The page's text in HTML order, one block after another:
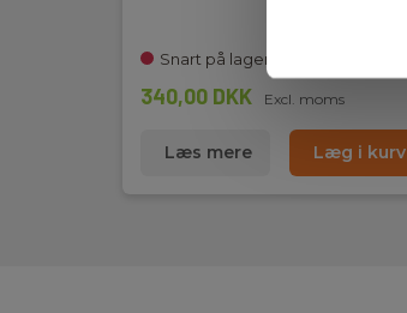
Snart på lager igen
340,00 DKK Excl. moms
Læs mere Læg i kurv